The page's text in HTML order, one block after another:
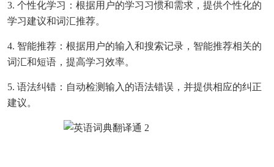
3. 个性化学习：根据用户的学习习惯和需求，提供个性化的
学习建议和词汇推荐。
4. 智能推荐：根据用户的输入和搜索记录，智能推荐相关的
词汇和短语，提高学习效率。
5. 语法纠错：自动检测输入的语法错误，并提供相应的纠正
建议。